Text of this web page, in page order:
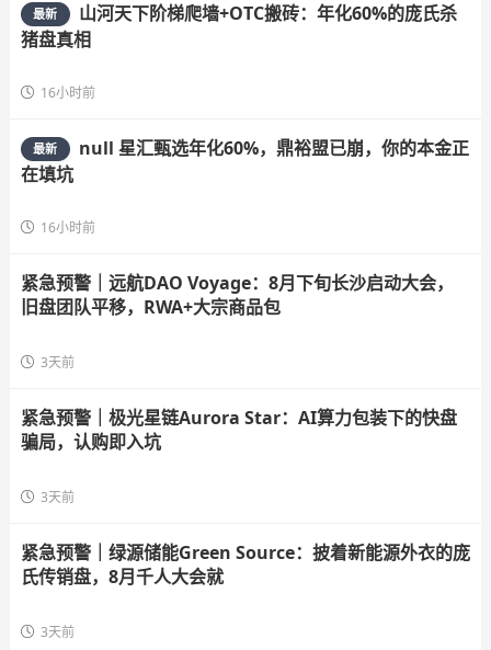
最新
山河天下阶梯爬墙+OTC搬砖：年化60%的庞氏杀
猪盘真相
16小时前
最新
null 星汇甄选年化60%，鼎裕盟已崩，你的本金正
在填坑
16小时前
紧急预警｜远航DAO Voyage：8月下旬长沙启动大会，
旧盘团队平移，RWA+大宗商品包
3天前
紧急预警｜极光星链Aurora Star：AI算力包装下的快盘
骗局，认购即入坑
3天前
紧急预警｜绿源储能Green Source：披着新能源外衣的庞
氏传销盘，8月千人大会就
3天前